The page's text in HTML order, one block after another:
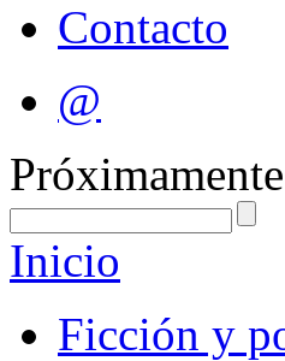
Contacto
@
Próximamente
Inicio
Ficción y